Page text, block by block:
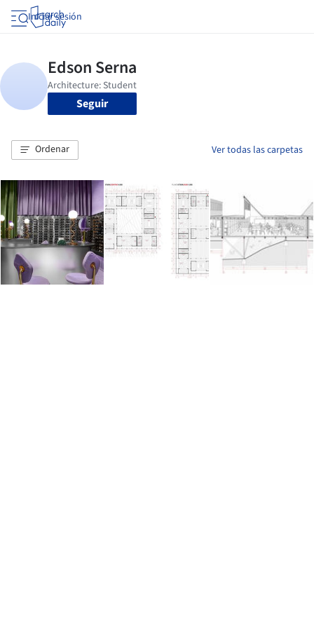
Iniciar sesión
Seguir
Ordenar Ver todas las carpetas